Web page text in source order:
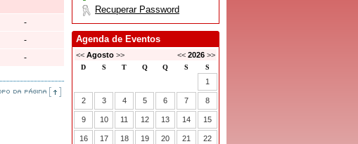
-
-
-
Recuperar Password
Agenda de Eventos